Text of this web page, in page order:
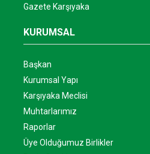
Gazete Karşıyaka
KURUMSAL
Başkan
Kurumsal Yapı
Karşıyaka Meclisi
Muhtarlarımız
Raporlar
Üye Olduğumuz Birlikler